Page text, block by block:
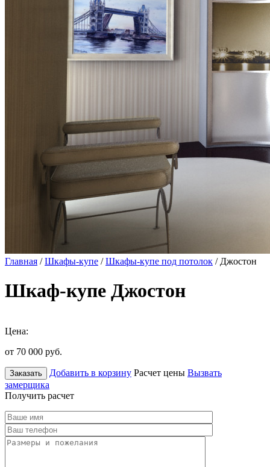
Главная /Шкафы-купе /Шкафы-купе под потолок / Джостон
Шкаф-купе Джостон
Цена:
от 70 000 руб.
Заказать Добавить в корзину Расчет цены Вызвать
замерщика
Получить расчет